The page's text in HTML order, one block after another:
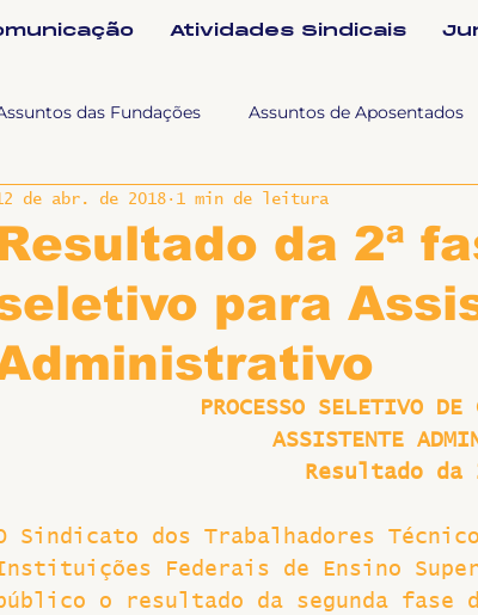
Atividades Sindicais
das Fundações Assuntos de Aposentados
Jurídicos e Relação de Tra Fala SINTET-UFU
Efetivos Documentos Formação e
Imprensa e comunicação Politicas
e Saúde Pública Greve
da 2ª
para
de abr. de 2018 1 min de leitura
PROCESSO SELETIVO DE
ASSISTENTE
Resultado da
Sindicato dos Trabalhadores
Federais de Ensino
o resultado da segunda fase